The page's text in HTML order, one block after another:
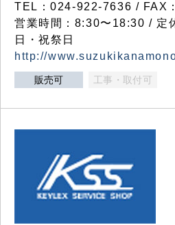
TEL：024-922-7636 / FAX
営業時間：8:30〜18:30 / 定
日・祝祭日
http://
販売可 工事・取付可